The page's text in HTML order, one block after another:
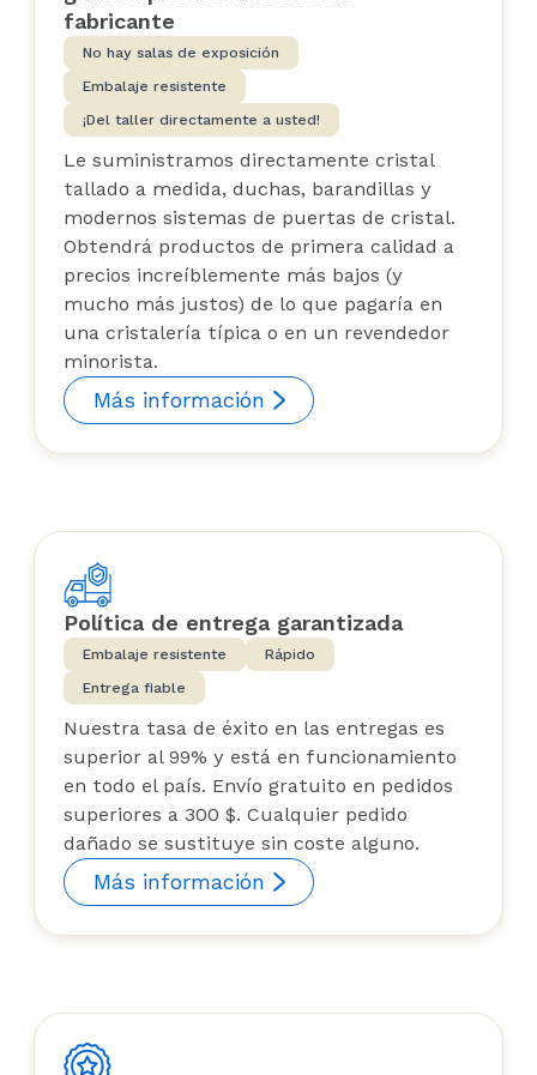
fabricante
No hay salas de exposición
Embalaje resistente
¡Del taller directamente a usted!
Le suministramos directamente cristal
tallado a medida, duchas, barandillas y
modernos sistemas de puertas de cristal.
Obtendrá productos de primera calidad a
precios increíblemente más bajos (y
mucho más justos) de lo que pagaría en
una cristalería típica o en un revendedor
minorista.
Más información
Política de entrega garantizada
Embalaje resistente
Rápido
Entrega fiable
Nuestra tasa de éxito en las entregas es
superior al 99% y está en funcionamiento
en todo el país. Envío gratuito en pedidos
superiores a 300 $. Cualquier pedido
dañado se sustituye sin coste alguno.
Más información